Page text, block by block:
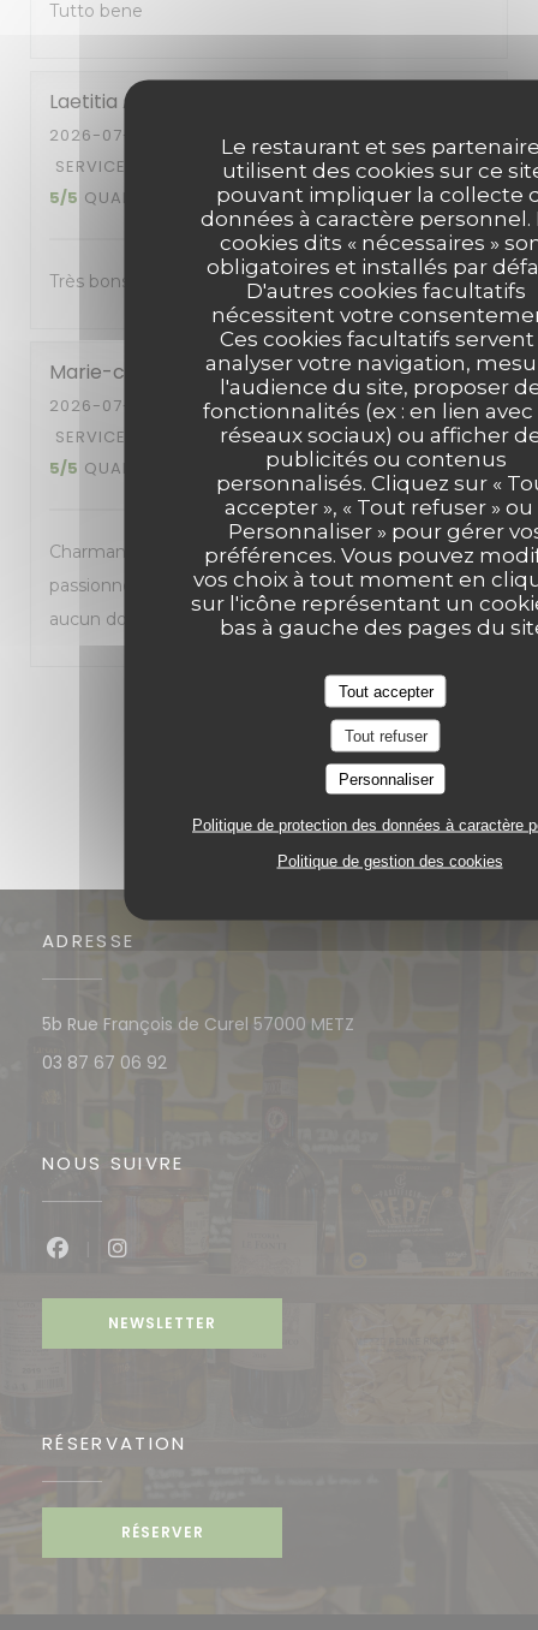
Le restaurant et ses
utilisent des cookies sur ce
pouvant impliquer la collecte
données à caractère personnel.
cookies dits « nécessaires »
obligatoires et installés par
D'autres cookies facultatifs
nécessitent votre
Ces cookies facultatifs servent
analyser votre navigation,
l'audience du site, proposer
fonctionnalités (ex : en lien avec
réseaux sociaux) ou afficher
publicités ou contenus
personnalisés. Cliquez sur «
accepter », « Tout refuser » ou
Personnaliser » pour gérer
préférences. Vous pouvez
vos choix à tout moment en
sur l'icône représentant un
bas à gauche des pages du
Tout accepter
Tout refuser
Personnaliser
Politique de protection des données à caractère
Politique de gestion des cookies
Tutto bene
Laetitia A
2026-07-07
- 12:00 - COUVERTS 2
SERVICE
AMBIANCE: 5/5 CUISINE:
5/5 QUALITÉ / PRIX 5/5
Très bons plats
Marie-claire
2026-07-08
- 12:00 - COUVERTS 2
SERVICE
AMBIANCE: 4/5 CUISINE:
5/5 QUALITÉ / PRIX
Charmante trattoria que je recommande à tous les
passionnés de cuisine italienne. Je reviendrai sans
aucun doute.
3
ADRESSE
5b Rue François de Curel 57000 METZ
03 87 67 06 92
NOUS SUIVRE
Facebook ((ouvre une nouvelle fenêtre))
NEWSLETTER
RÉSERVATION
RÉSERVER